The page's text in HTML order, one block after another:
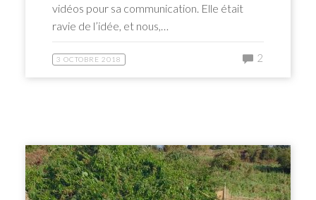
vidéos pour sa communication. Elle était
ravie de l’idée, et nous,…
3 OCTOBRE 2018 2